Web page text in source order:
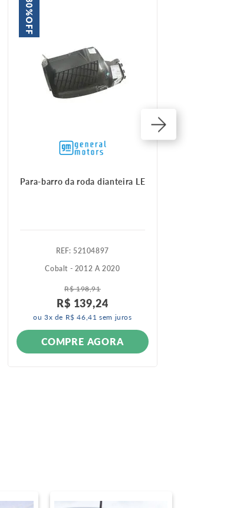
30%
OFF
Para-barro da roda dianteira LE
: 52104897
Cobalt - 2012 A 2020
R$ 198,91
R$ 139,24
ou3x de R$ 46 ,41 sem juros
COMPRE AGORA